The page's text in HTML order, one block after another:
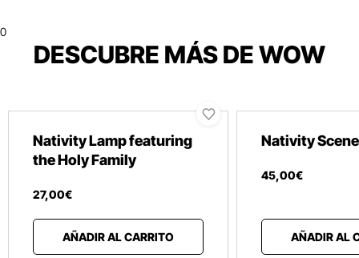
0
DESCUBRE MÁS DE WOW
Nativity Lamp featuring
the Holy Family
27,00€
AÑADIR AL CARRITO
Nativity
45,00€
AÑADIR AL